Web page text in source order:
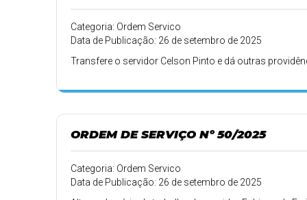
Categoria: Ordem Servico
Data de Publicação: 26 de setembro de 2025
Transfere o servidor Celson Pinto e dá outras
ORDEM DE SERVIÇO Nº 50/2025
Categoria: Ordem Servico
Data de Publicação: 26 de setembro de 2025